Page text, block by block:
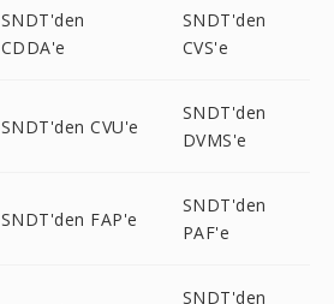
SNDT'den
CDDA'e
SNDT'den
CVS'e
SNDT'den CVU'e
SNDT'den
DVMS'e
SNDT'den FAP'e
SNDT'den
PAF'e
SNDT'den